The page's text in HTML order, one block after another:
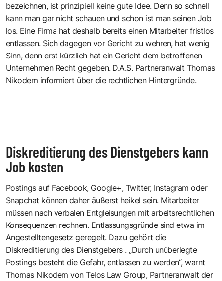
bezeichnen, ist prinzipiell keine gute Idee. Denn so schnell
kann man gar nicht schauen und schon ist man seinen Job
los. Eine Firma hat deshalb bereits einen Mitarbeiter fristlos
entlassen. Sich dagegen vor Gericht zu wehren, hat wenig
Sinn, denn erst kürzlich hat ein Gericht dem betroffenen
Unternehmen Recht gegeben. D.A.S. Partneranwalt Thomas
Nikodem informiert über die rechtlichen Hintergründe.
Diskreditierung des Dienstgebers kann
Job kosten
Postings auf Facebook, Google+, Twitter, Instagram oder
Snapchat können daher äußerst heikel sein. Mitarbeiter
müssen nach verbalen Entgleisungen mit arbeitsrechtlichen
Konsequenzen rechnen. Entlassungsgründe sind etwa im
Angestelltengesetz geregelt. Dazu gehört die
Diskreditierung des Dienstgebers . „Durch unüberlegte
Postings besteht die Gefahr, entlassen zu werden“, warnt
Thomas Nikodem von Telos Law Group, Partneranwalt der